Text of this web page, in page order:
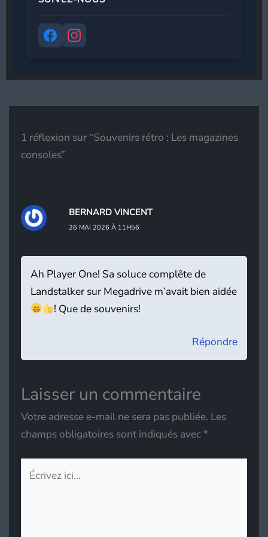
1 réflexion sur “Souvenirs rétro : Les magazines
consoles”
BERNARD VINCENT
26 MAI 2026 À 11H56
Ah Player One! Sa soluce complête de
Landstalker sur Megadrive m’avait bien aidée
! Que de souvenirs!
Répondre
Laisser un commentaire
Votre adresse e-mail ne sera pas publiée. Les
champs obligatoires sont indiqués avec*
Écrivez